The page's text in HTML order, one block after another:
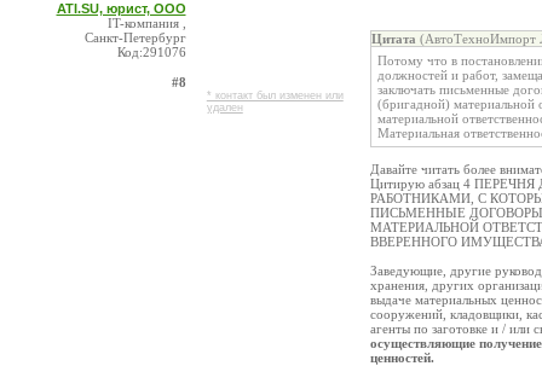
ATI.SU, юрист, ООО
IT-компания ,
Санкт-Петербург
Код:291076
#8
* контакт был изменен или
удален
Цитата (АвтоТехноИмпорт
Потому что в
должностей и работ,
заключать письменные
(бригадной) материальной
материальной
Материальная
Давайте читать более
Цитирую абзац 4
РАБОТНИКАМИ, С
ПИСЬМЕННЫЕ
МАТЕРИАЛЬНОЙ
ВВЕРЕННОГО
Заведующие, другие
хранения, других
выдаче материальных
сооружений, кладовщики,
агенты по заготовке и / или
осуществляющие
ценностей.